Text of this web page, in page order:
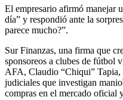
El empresario afirmó manejar
día” y respondió ante la
parece mucho?”.
Sur Finanzas, una firma que
sponsoreos a clubes de fútbol
AFA, Claudio “Chiqui” Tapia,
judiciales que investigan
compras en el mercado oficial